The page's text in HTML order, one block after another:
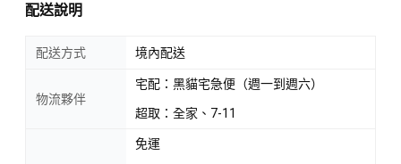
配送說明
配送方式 境內配送
物流夥伴
宅配：黑貓宅急便（週一到週六）
超取：全家、7-11
免運